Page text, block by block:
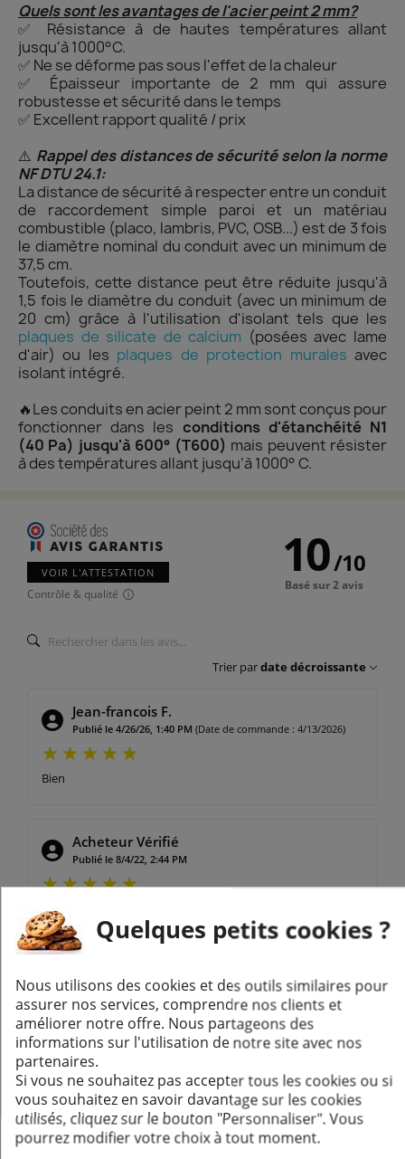
Quels sont les avantages de l'acier peint 2 mm?
✅ Résistance à de hautes températures allant
jusqu'à 1000°C.
✅ Ne se déforme pas sous l'effet de la chaleur
✅ Épaisseur importante de 2 mm qui assure
robustesse et sécurité dans le temps
✅ Excellent rapport qualité / prix
⚠️ Rappel des distances de sécurité selon la norme
NF DTU 24.1:
La distance de sécurité à respecter entre un conduit
de raccordement simple paroi et un matériau
combustible (placo, lambris, PVC, OSB...) est de 3 fois
le diamètre nominal du conduit avec un minimum de
37,5 cm.
Toutefois, cette distance peut être réduite jusqu'à
1,5 fois le diamètre du conduit (avec un minimum de
20 cm) grâce à l'utilisation d'isolant tels que les
plaques de silicate de calcium (posées avec lame
d'air) ou les plaques de protection murales avec
isolant intégré.
🔥Les conduits en acier peint 2 mm sont conçus pour
fonctionner dans les conditions d'étanchéité N1
(40 Pa) jusqu'à 600° (T600) mais peuvent résister
à des températures allant jusqu’à 1000° C.
VOIR L'ATTESTATION
Contrôle & qualité
10/10
Basé sur 2 avis
Trier pardate décroissante
Jean-francois F.
Publié le 4/26/26, 1:40 PM (Date de commande : 4/13/2026)
Bien
Acheteur Vérifié
Publié le 8/4/22, 2:44 PM
Produits de la même marque :
Quelques petits cookies ?
Nous utilisons des cookies et des outils similaires pour
assurer nos services, comprendre nos clients et
améliorer notre offre. Nous partageons des
informations sur l'utilisation de notre site avec nos
partenaires.
Si vous ne souhaitez pas accepter tous les cookies ou si
vous souhaitez en savoir davantage sur les cookies
utilisés, cliquez sur le bouton "Personnaliser".Vous
pourrez modifier votre choix à tout moment.